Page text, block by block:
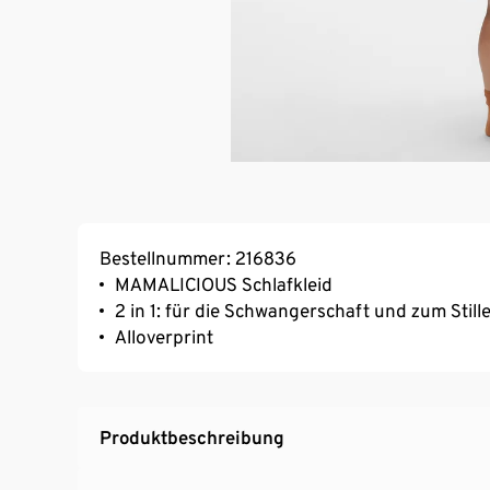
Bestellnummer: 216836
MAMALICIOUS Schlafkleid
2 in 1: für die Schwangerschaft und zum
Alloverprint
Produktbeschreibung